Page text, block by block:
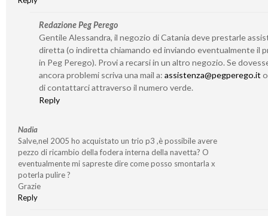
Redazione Peg Perego
Gentile Alessandra, il negozio di Catania deve prestarle
diretta (o indiretta chiamando ed inviando eventualmente il
in Peg Perego). Provi a recarsi in un altro negozio. Se
ancora problemi scriva una mail a: assistenza@pegperego.ito
di contattarci attraverso il numero verde.
Reply
Nadia
Salve,nel 2005 ho acquistato un trio p3 ,è possibile avere
pezzo di ricambio della fodera interna della navetta? O
eventualmente mi sapreste dire come posso smontarla x
poterla pulire ?
Grazie
Reply